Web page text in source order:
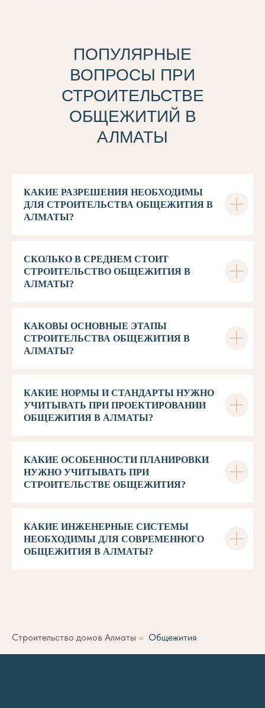
ПОПУЛЯРНЫЕ
ВОПРОСЫ ПРИ
СТРОИТЕЛЬСТВЕ
ОБЩЕЖИТИЙ В
АЛМАТЫ
КАКИЕ РАЗРЕШЕНИЯ НЕОБХОДИМЫ
ДЛЯ СТРОИТЕЛЬСТВА ОБЩЕЖИТИЯ В
АЛМАТЫ?
СКОЛЬКО В СРЕДНЕМ СТОИТ
СТРОИТЕЛЬСТВО ОБЩЕЖИТИЯ В
АЛМАТЫ?
КАКОВЫ ОСНОВНЫЕ ЭТАПЫ
СТРОИТЕЛЬСТВА ОБЩЕЖИТИЯ В
АЛМАТЫ?
КАКИЕ НОРМЫ И СТАНДАРТЫ НУЖНО
УЧИТЫВАТЬ ПРИ ПРОЕКТИРОВАНИИ
ОБЩЕЖИТИЯ В АЛМАТЫ?
КАКИЕ ОСОБЕННОСТИ ПЛАНИРОВКИ
НУЖНО УЧИТЫВАТЬ ПРИ
СТРОИТЕЛЬСТВЕ ОБЩЕЖИТИЯ?
КАКИЕ ИНЖЕНЕРНЫЕ СИСТЕМЫ
НЕОБХОДИМЫ ДЛЯ СОВРЕМЕННОГО
ОБЩЕЖИТИЯ В АЛМАТЫ?
Строительство домов Алматы » Общежития